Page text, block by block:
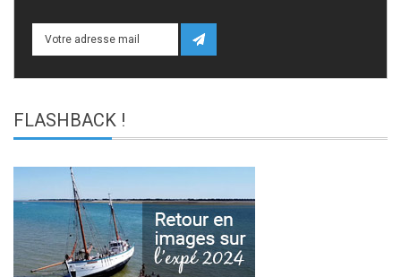
FLASHBACK !